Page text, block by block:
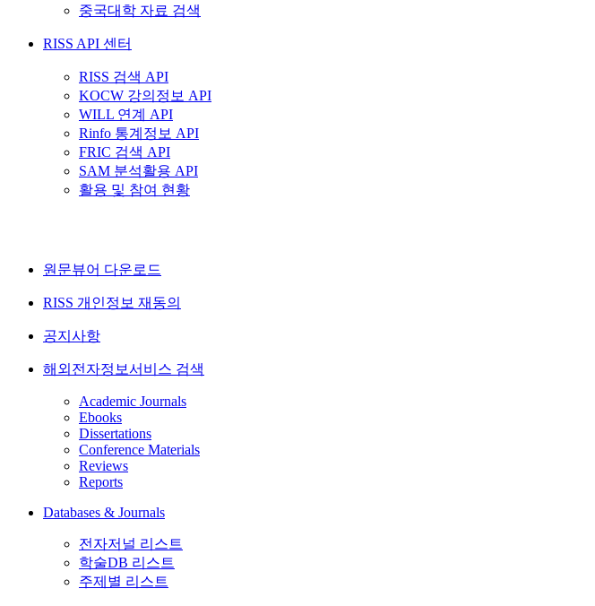
중국대학 자료 검색
RISS API 센터
RISS 검색 API
KOCW 강의정보 API
WILL 연계 API
Rinfo 통계정보 API
FRIC 검색 API
SAM 분석활용 API
활용 및 참여 현황
원문뷰어 다운로드
RISS 개인정보 재동의
공지사항
해외전자정보서비스 검색
Academic Journals
Ebooks
Dissertations
Conference Materials
Reviews
Reports
Databases & Journals
전자저널 리스트
학술DB 리스트
주제별 리스트